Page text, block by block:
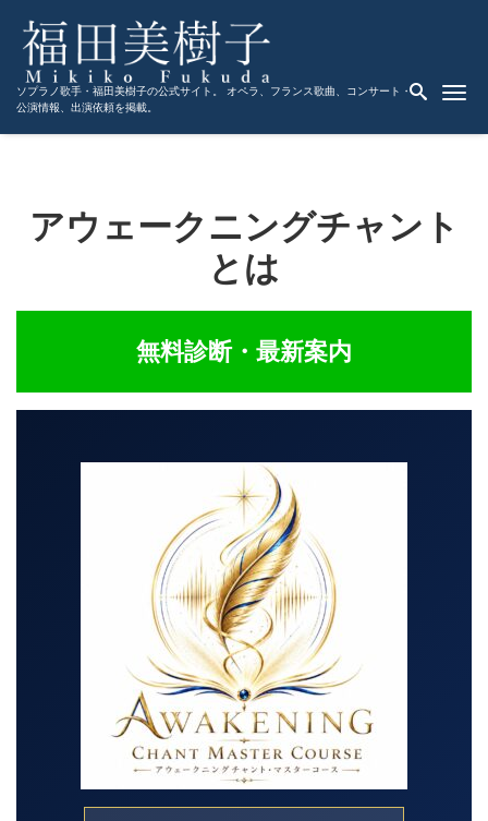
ソプラノ歌手・福田美樹子の公式サイト。 オペラ、フランス歌曲、コンサート・
公演情報、出演依頼を掲載。
アウェークニングチャント
とは
無料診断・最新案内